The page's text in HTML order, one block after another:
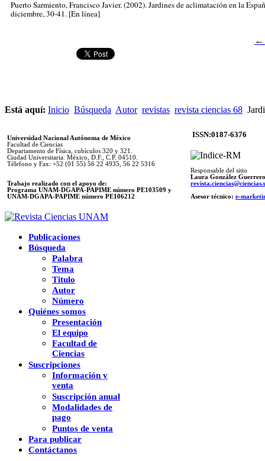
Puerto Sarmiento, Francisco Javier. (2002). Jardines de aclimatación en la
diciembre, 30-41. [En línea]
Está aquí: Inicio Búsqueda Autor revistas revista ciencias 68
Universidad Nacional Autónoma de México
Facultad de Ciencias
Departamento de Física, cubículos 320 y 321.
Ciudad Universitaria. México, D.F., C.P. 04510.
Télefono y Fax: +52 (01 55) 56 22 4935, 56 22 5316
Trabajo realizado con el apoyo de:
Programa UNAM-DGAPA-PAPIME número PE103509 y
UNAM-DGAPA-PAPIME número PE106212
ISSN:0187-6376
Responsable del sitio
Laura González Guerrero
Asesor técnico: e-
Publicaciones
Búsqueda
Palabra
Tema
Titulo
Autor
Número
Quiénes somos
Presentación
El equipo
Facultad de
Ciencias
Suscripciones
Información y
venta
Suscripción anual
Modalidades de
pago
Puntos de venta
Para publicar
Contáctanos